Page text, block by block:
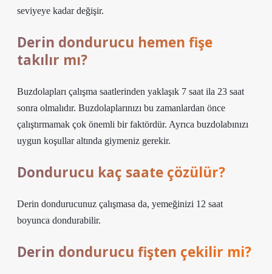
seviyeye kadar değişir.
Derin dondurucu hemen fişe
takılır mı?
Buzdolapları çalışma saatlerinden yaklaşık 7 saat ila 23 saat
sonra olmalıdır. Buzdolaplarınızı bu zamanlardan önce
çalıştırmamak çok önemli bir faktördür. Ayrıca buzdolabınızı
uygun koşullar altında giymeniz gerekir.
Dondurucu kaç saate çözülür?
Derin dondurucunuz çalışmasa da, yemeğinizi 12 saat
boyunca dondurabilir.
Derin dondurucu fişten çekilir mi?